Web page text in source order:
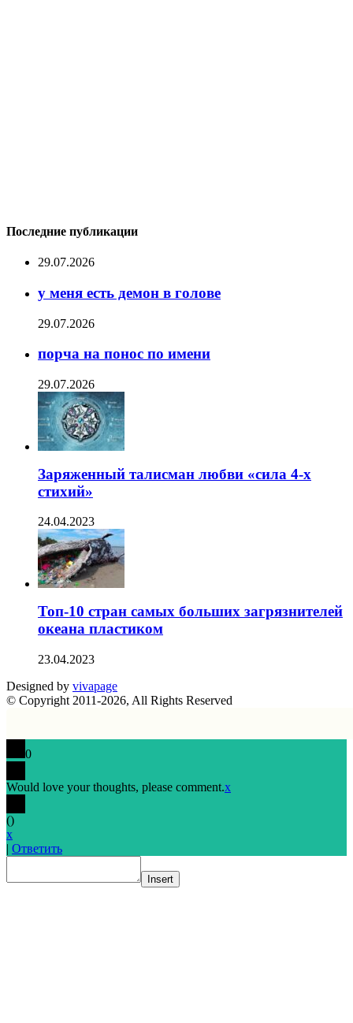
Последние публикации
29.07.2026
у меня есть демон в голове
29.07.2026
порча на понос по имени
29.07.2026
Заряженный талисман любви «сила 4-х
стихий»
24.04.2023
Топ-10 стран самых больших загрязнителей
океана пластиком
23.04.2023
Designed by vivapage
© Copyright 2011-2026, All Rights Reserved
0
Would love your thoughts, please comment.x
()
x
| Ответить
Insert